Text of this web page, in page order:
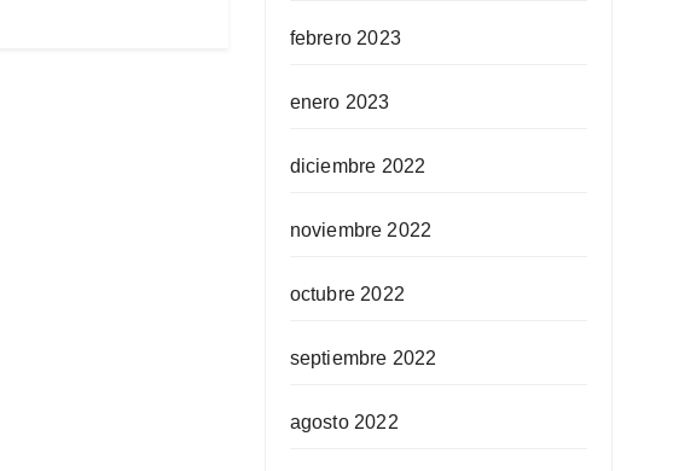
febrero 2023
enero 2023
diciembre 2022
noviembre 2022
octubre 2022
septiembre 2022
agosto 2022